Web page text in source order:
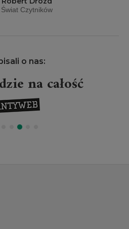
Świat Czytników
o nas:
na całość